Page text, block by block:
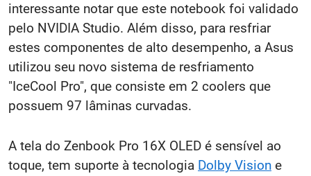
interessante notar que este notebook foi validado
pelo NVIDIA Studio. Além disso, para resfriar
estes componentes de alto desempenho, a Asus
utilizou seu novo sistema de resfriamento
"IceCool Pro", que consiste em 2 coolers que
possuem 97 lâminas curvadas.
A tela do Zenbook Pro 16X OLED é sensível ao
toque, tem suporte à tecnologia Dolby Vision e